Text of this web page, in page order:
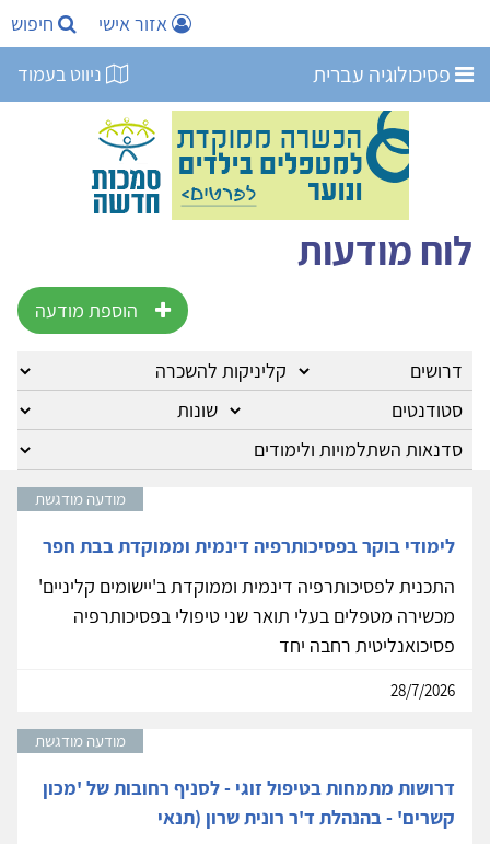
אזור אישי חיפוש
פסיכולוגיה עברית ניווט בעמוד
לוח מודעות
הוספת מודעה
מודעה מודגשת
לימודי בוקר בפסיכותרפיה דינמית וממוקדת בבת חפר
התכנית לפסיכותרפיה דינמית וממוקדת ב'יישומים קליניים'
מכשירה מטפלים בעלי תואר שני טיפולי בפסיכותרפיה
פסיכואנליטית רחבה יחד
28/7/2026
מודעה מודגשת
דרושות מתמחות בטיפול זוגי - לסניף רחובות של 'מכון
קשרים' - בהנהלת ד'ר רונית שרון (תנאי